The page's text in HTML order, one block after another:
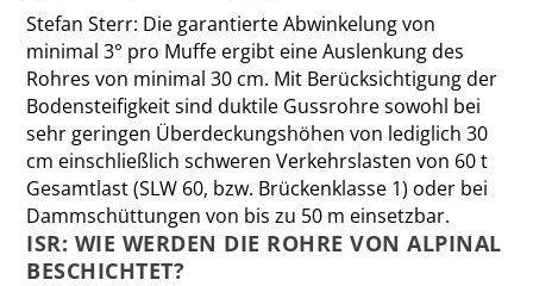
Stefan Sterr: Die garantierte Abwinkelung von
minimal 3° pro Muffe ergibt eine Auslenkung des
Rohres von minimal 30 cm. Mit Berücksichtigung der
Bodensteifigkeit sind duktile Gussrohre sowohl bei
sehr geringen Überdeckungshöhen von lediglich 30
cm einschließlich schweren Verkehrslasten von 60 t
Gesamtlast (SLW 60, bzw. Brückenklasse 1) oder bei
Dammschüttungen von bis zu 50 m einsetzbar.
ISR: WIE WERDEN DIE ROHRE VON ALPINAL
BESCHICHTET?